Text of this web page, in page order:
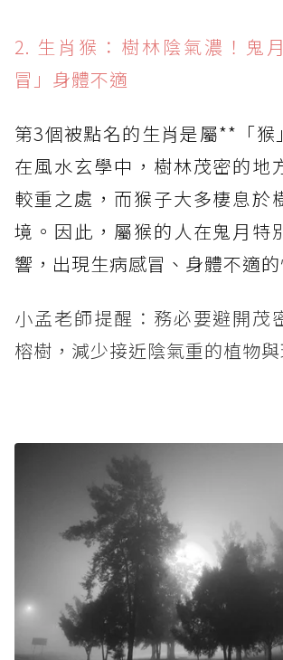
2. 生肖猴：樹林陰氣濃！鬼
冒」身體不適
第3個被點名的生肖是屬**「猴
在風水玄學中，樹林茂密的地
較重之處，而猴子大多棲息於
境。因此，屬猴的人在鬼月特
響，出現生病感冒、身體不適的
小孟老師提醒：務必要避開茂
榕樹，減少接近陰氣重的植物與